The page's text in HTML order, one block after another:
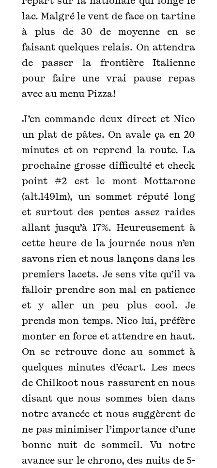
lac. Malgré le vent de face on tartine
à plus de 30 de moyenne en se
faisant quelques relais. On attendra
de passer la frontière Italienne
pour faire une vrai pause repas
avec au menu Pizza!
J’en commande deux direct et Nico
un plat de pâtes. On avale ça en 20
minutes et on reprend la route. La
prochaine grosse difficulté et check
point #2 est le mont Mottarone
(alt.1491m), un sommet réputé long
et surtout des pentes assez raides
allant jusqu’à 17%. Heureusement à
cette heure de la journée nous n’en
savons rien et nous lançons dans les
premiers lacets. Je sens vite qu’il va
falloir prendre son mal en patience
et y aller un peu plus cool. Je
prends mon temps. Nico lui, préfère
monter en force et attendre en haut.
On se retrouve donc au sommet à
quelques minutes d’écart. Les mecs
de Chilkoot nous rassurent en nous
disant que nous sommes bien dans
notre avancée et nous suggèrent de
ne pas minimiser l’importance d’une
bonne nuit de sommeil. Vu notre
avance sur le chrono, des nuits de 5-